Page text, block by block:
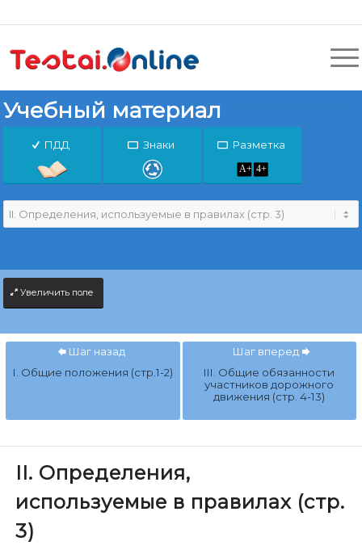
Учебный материал
ПДД Знаки Разметка
Увеличить поле
Шаг назад
I. Общие положения (стр.1-2)
Шаг вперед
III. Общие обязанности
участников дорожного
движения (стр. 4-13)
II. Определения,
используемые в правилах (стр.
3)